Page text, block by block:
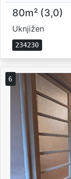
80m² (3,0)
Uknjižen
234230
6